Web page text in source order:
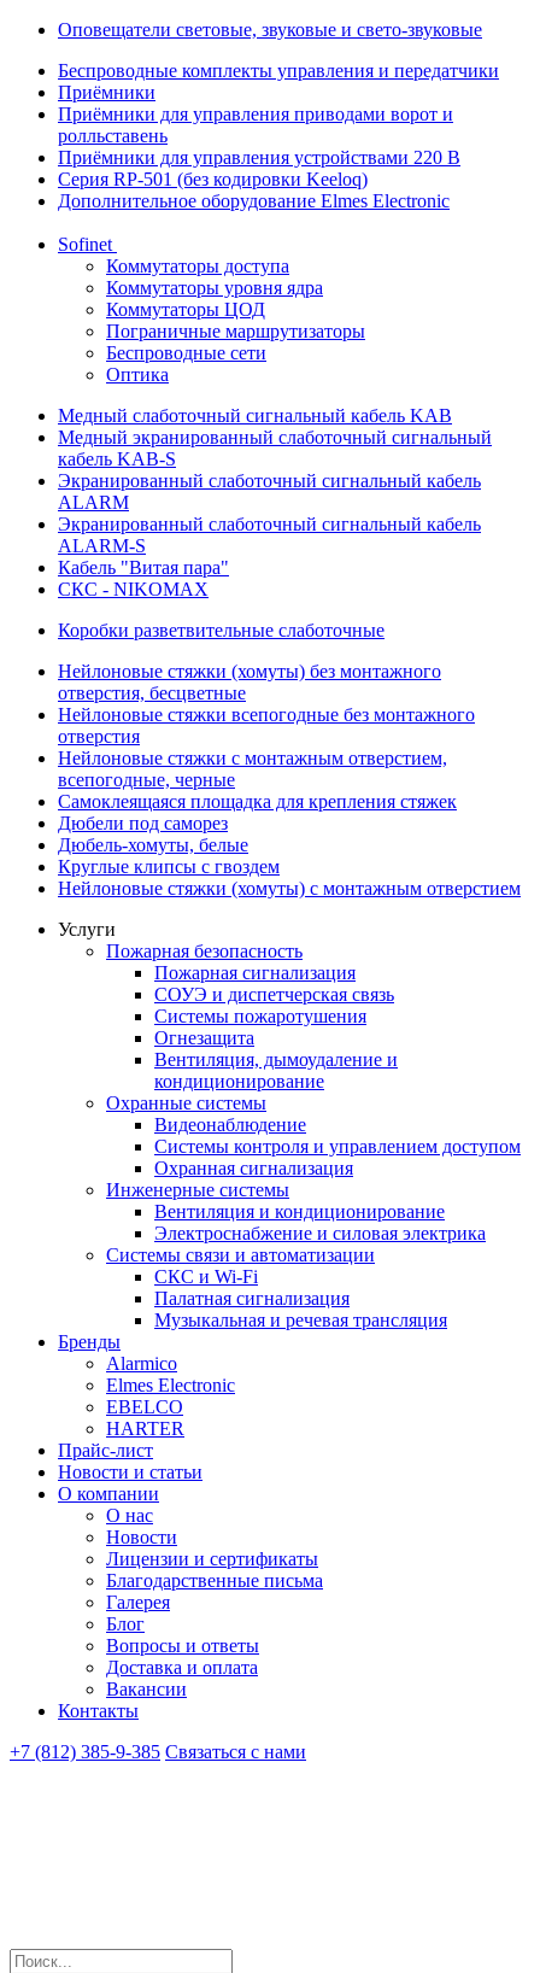
Оповещатели световые, звуковые и свето-звуковые
Беспроводные комплекты управления и передатчики
Приёмники
Приёмники для управления приводами ворот и
ролльставень
Приёмники для управления устройствами 220 В
Серия RP-501 (без кодировки Keeloq)
Дополнительное оборудование Elmes Electronic
Sofinet
Коммутаторы доступа
Коммутаторы уровня ядра
Коммутаторы ЦОД
Пограничные маршрутизаторы
Беспроводные сети
Оптика
Медный слаботочный сигнальный кабель KAB
Медный экранированный слаботочный сигнальный
кабель KAB-S
Экранированный слаботочный сигнальный кабель
ALARM
Экранированный слаботочный сигнальный кабель
ALARM-S
Кабель "Витая пара"
СКС - NIKOMAX
Коробки разветвительные слаботочные
Нейлоновые стяжки (хомуты) без монтажного
отверстия, бесцветные
Нейлоновые стяжки всепогодные без монтажного
отверстия
Нейлоновые стяжки с монтажным отверстием,
всепогодные, черные
Самоклеящаяся площадка для крепления стяжек
Дюбели под саморез
Дюбель-хомуты, белые
Круглые клипсы с гвоздем
Нейлоновые стяжки (хомуты) с монтажным отверстием
Услуги
Пожарная безопасность
Пожарная сигнализация
СОУЭ и диспетчерская связь
Системы пожаротушения
Огнезащита
Вентиляция, дымоудаление и
кондиционирование
Охранные системы
Видеонаблюдение
Системы контроля и управлением доступом
Охранная сигнализация
Инженерные системы
Вентиляция и кондиционирование
Электроснабжение и силовая электрика
Системы связи и автоматизации
СКС и Wi-Fi
Палатная сигнализация
Музыкальная и речевая трансляция
Бренды
Alarmico
Elmes Electronic
EBELCO
HARTER
Прайс-лист
Новости и статьи
О компании
О нас
Новости
Лицензии и сертификаты
Благодарственные письма
Галерея
Блог
Вопросы и ответы
Доставка и оплата
Вакансии
Контакты
+7 (812) 385-9-385 Связаться с нами